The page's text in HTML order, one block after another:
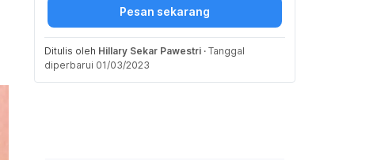
Pesan sekarang
Ditulis oleh Hillary Sekar Pawestri · Tanggal
diperbarui 01/03/2023